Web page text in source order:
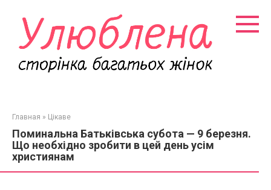
контенту
Главная » Цікаве
Поминальна Батьківська субота — 9 березня.
Що необхідно зробити в цей день усім
християнам